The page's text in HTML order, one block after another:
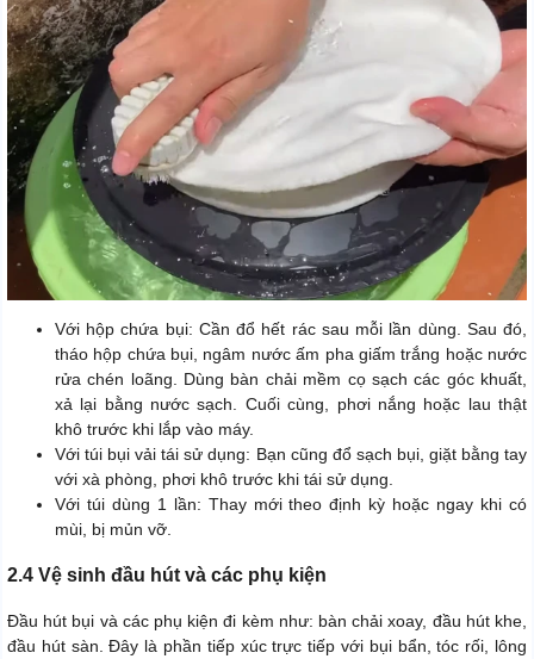
Với hộp chứa bụi: Cần đổ hết rác sau mỗi lần dùng. Sau đó,
tháo hộp chứa bụi, ngâm nước ấm pha giấm trắng hoặc nước
rửa chén loãng. Dùng bàn chải mềm cọ sạch các góc khuất,
xả lại bằng nước sạch. Cuối cùng, phơi nắng hoặc lau thật
khô trước khi lắp vào máy.
Với túi bụi vải tái sử dụng: Bạn cũng đổ sạch bụi, giặt bằng tay
với xà phòng, phơi khô trước khi tái sử dụng.
Với túi dùng 1 lần: Thay mới theo định kỳ hoặc ngay khi có
mùi, bị mủn vỡ.
2.4 Vệ sinh đầu hút và các phụ kiện
Đầu hút bụi và các phụ kiện đi kèm như: bàn chải xoay, đầu hút khe,
đầu hút sàn. Đây là phần tiếp xúc trực tiếp với bụi bẩn, tóc rối, lông